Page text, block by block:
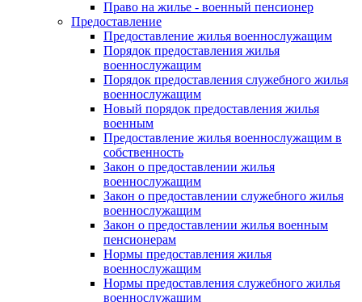
Право на жилье - военный пенсионер
Предоставление
Предоставление жилья военнослужащим
Порядок предоставления жилья
военнослужащим
Порядок предоставления служебного жилья
военнослужащим
Новый порядок предоставления жилья
военным
Предоставление жилья военнослужащим в
собственность
Закон о предоставлении жилья
военнослужащим
Закон о предоставлении служебного жилья
военнослужащим
Закон о предоставлении жилья военным
пенсионерам
Нормы предоставления жилья
военнослужащим
Нормы предоставления служебного жилья
военнослужащим